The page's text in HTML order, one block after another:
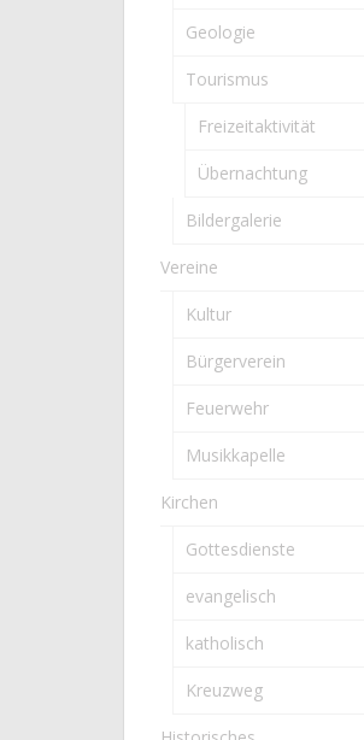
Geologie
Tourismus
Freizeitaktivität
Übernachtung
Bildergalerie
Vereine
Kultur
Bürgerverein
Feuerwehr
Musikkapelle
Kirchen
Gottesdienste
evangelisch
katholisch
Kreuzweg